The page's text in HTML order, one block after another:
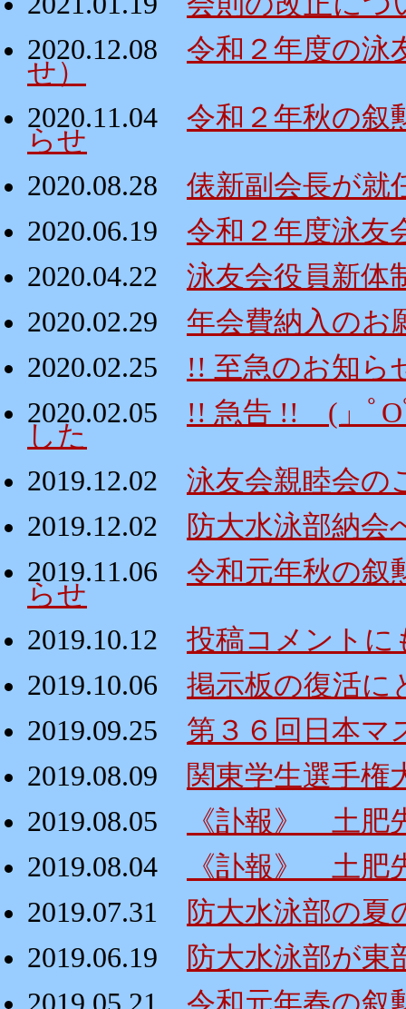
2020.12.08
令和２年度の泳
せ）
2020.11.04
令和２年秋の叙
らせ
2020.08.28
俵新副会長が就
2020.06.19
令和２年度泳友
2020.04.22
泳友会役員新体
2020.02.29
年会費納入のお
2020.02.25
!! 至急のお知ら
2020.02.05
!! 急告 !! (」ﾟO
した
2019.12.02
泳友会親睦会
2019.12.02
防大水泳部納会
2019.11.06
令和元年秋の叙
らせ
2019.10.12
投稿コメントに
2019.10.06
掲示板の復活に
2019.09.25
第３６回日本マ
2019.08.09
関東学生選手権
2019.08.05
《訃報》 土肥
2019.08.04
《訃報》 土肥
2019.07.31
防大水泳部の夏
2019.06.19
防大水泳部が東